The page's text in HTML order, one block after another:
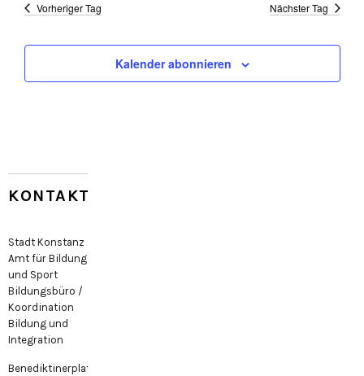
Vorheriger Tag Nächster Tag
Kalender abonnieren
KONTAKT
Stadt Konstanz
Amt für Bildung
und Sport
Bildungsbüro /
Koordination
Bildung und
Integration
Benediktinerplatz